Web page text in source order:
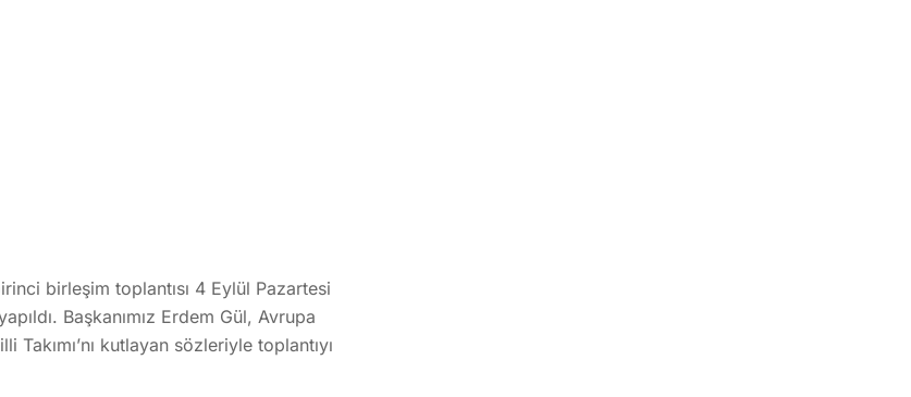
birleşim toplantısı 4 Eylül Pazartesi
Başkanımız Erdem Gül, Avrupa
kutlayan sözleriyle toplantıyı